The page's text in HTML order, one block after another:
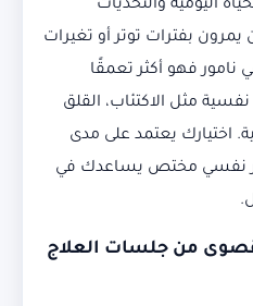
اليومية والتحديات
بفترات توتر أو تغيرات
نامور فهو أكثر تعمقًا
مثل الاكتئاب، القلق
اختيارك يعتمد على مدى
نفسي مختص يساعدك في
من جلسات العلاج